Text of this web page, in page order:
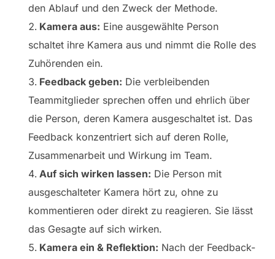
den Ablauf und den Zweck der Methode.
Kamera aus: Eine ausgewählte Person
schaltet ihre Kamera aus und nimmt die Rolle des
Zuhörenden ein.
Feedback geben: Die verbleibenden
Teammitglieder sprechen offen und ehrlich über
die Person, deren Kamera ausgeschaltet ist. Das
Feedback konzentriert sich auf deren Rolle,
Zusammenarbeit und Wirkung im Team.
Auf sich wirken lassen: Die Person mit
ausgeschalteter Kamera hört zu, ohne zu
kommentieren oder direkt zu reagieren. Sie lässt
das Gesagte auf sich wirken.
Kamera ein & Reflektion: Nach der Feedback-